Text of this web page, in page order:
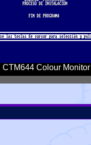
CTM644 Colour Monitor